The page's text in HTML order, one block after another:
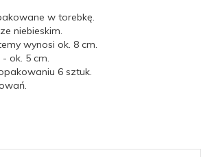
w torebkę.
niebieskim.
wynosi ok. 8 cm.
ok. 5 cm.
6 sztuk.